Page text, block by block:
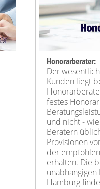
Honorarberater:
Der
Kunden liegt
festes
und nicht -
Beratern
Provisionen
der
erhalten. Die
Hamburg